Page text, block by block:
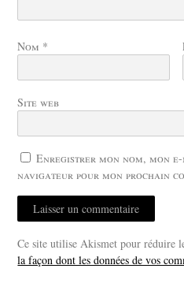
Nom *
Site web
Enregistrer mon nom, mon
navigateur pour mon prochain
Ce site utilise Akismet pour réduire
la façon dont les données de vos